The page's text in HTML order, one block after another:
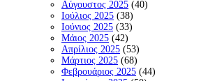
Αύγουστος 2025 (40)
Ιούλιος 2025 (38)
Ιούνιος 2025 (33)
Μάιος 2025 (42)
Απρίλιος 2025 (53)
Μάρτιος 2025 (68)
Φεβρουάριος 2025 (44)